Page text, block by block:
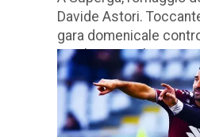
Davide Astori.
gara domenicale
maglia speciale...